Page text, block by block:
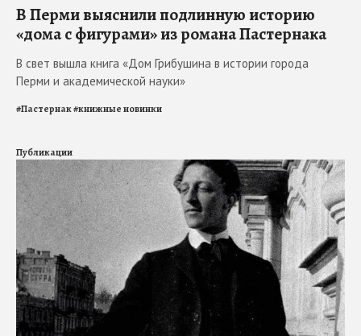
В Перми выяснили подлинную историю
«дома с фигурами» из романа Пастернака
В свет вышла книга «Дом Грибушина в истории города
Перми и академической науки»
#Пастернак#книжные новинки
Публикации